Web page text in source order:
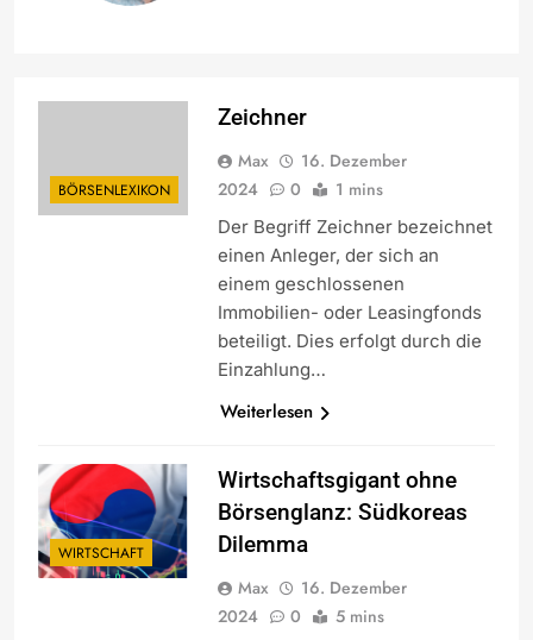
BÖRSENLEXIKON
Zeichner
Max
16. Dezember
2024
0 1 mins
Der Begriff Zeichner bezeichnet
einen Anleger, der sich an
einem geschlossenen
Immobilien- oder Leasingfonds
beteiligt. Dies erfolgt durch die
Einzahlung…
Weiterlesen
WIRTSCHAFT
Wirtschaftsgigant ohne
Börsenglanz: Südkoreas
Dilemma
Max
16. Dezember
2024
0 5 mins